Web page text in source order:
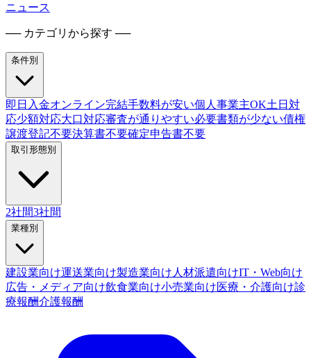
ニュース
── カテゴリから探す ──
条件別
即日入金オンライン完結手数料が安い個人事業主OK土日対
応少額対応大口対応審査が通りやすい必要書類が少ない債権
譲渡登記不要決算書不要確定申告書不要
取引形態別
2社間3社間
業種別
建設業向け運送業向け製造業向け 人材派遣向けIT・Web向け
広告・メディア向け飲食業向け小売業向け医療・介護向け診
療報酬介護報酬